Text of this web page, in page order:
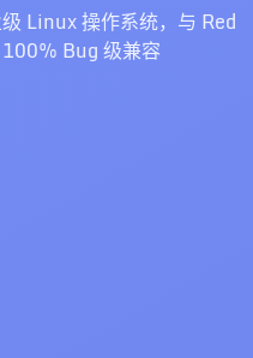
Linux 操作系统，与 Red
Bug 级兼容